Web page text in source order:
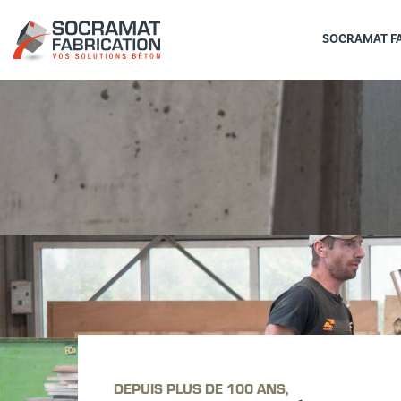
SOCRAMAT
DEPUIS PLUS DE 100 ANS,